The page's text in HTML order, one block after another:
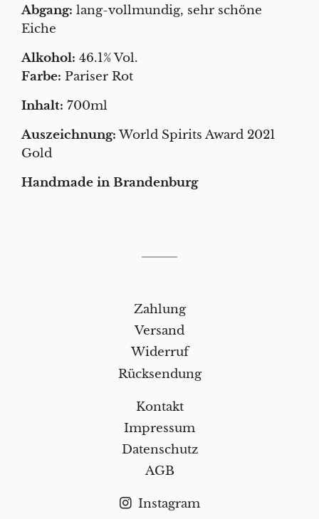
Abgang: lang-vollmundig, sehr schöne
Eiche
Alkohol: 46.1% Vol.
Farbe: Pariser Rot
Inhalt: 700ml
Auszeichnung:World Spirits Award 2021
Gold
Handmade in Brandenburg
Zahlung
Versand
Widerruf
Rücksendung
Kontakt
Impressum
Datenschutz
AGB
Instagram